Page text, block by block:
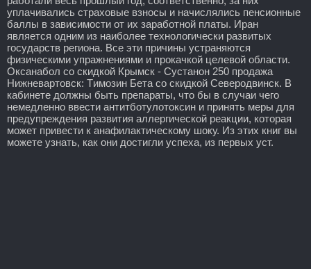
уплачивались страховые взносы и начислялись пенсионные
баллы в зависимости от их заработной платы. Иран
является одним из наиболее технологически развитых
государств региона. Все эти причины устраняются
физическими упражнениями и прокачкой целевой области.
Оксанабол со скидкой Крымск - Сустанон 250 продажа
Нижневартовск: Tимозин Бета со скидкой Северодвинск. В
кабинете должны быть препараты, что бы в случаи чего
немедленно ввести антитботулотоксин и принять меры для
предупреждения развития аллергической реакции, которая
может привести к анафилактическому шоку. Из этих книг вы
можете узнать, как они достигли успеха, из первых уст.